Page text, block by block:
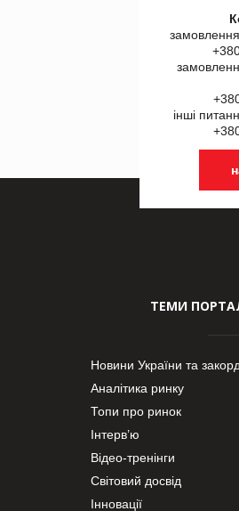
інші
ТЕМИ
Новини України та
Аналітика ринку
Топи про ринок
Інтерв’ю
Відео-тренінги
Світовий досвід
Інновації